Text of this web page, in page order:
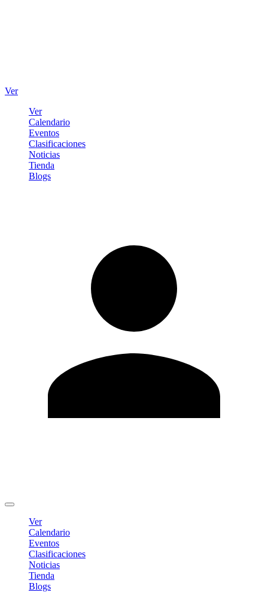
Ver
Ver
Calendario
Eventos
Clasificaciones
Noticias
Tienda
Blogs
Ver
Calendario
Eventos
Clasificaciones
Noticias
Tienda
Blogs